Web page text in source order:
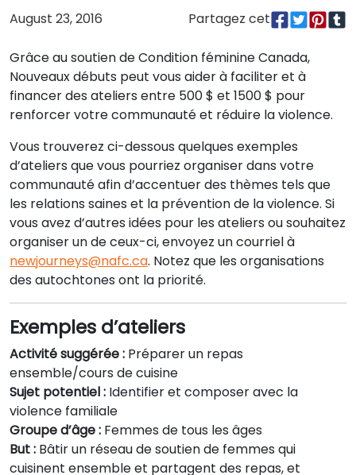
August 23, 2016 Partagez cet
Grâce au soutien de Condition féminine Canada,
Nouveaux débuts peut vous aider à faciliter et à
financer des ateliers entre 500 $ et 1500 $ pour
renforcer votre communauté et réduire la violence.
Vous trouverez ci-dessous quelques exemples
d’ateliers que vous pourriez organiser dans votre
communauté afin d’accentuer des thèmes tels que
les relations saines et la prévention de la violence. Si
vous avez d’autres idées pour les ateliers ou souhaitez
organiser un de ceux-ci, envoyez un courriel à
newjourneys@nafc.ca. Notez que les organisations
des autochtones ont la priorité.
Exemples d’ateliers
Activité suggérée : Préparer un repas
ensemble/cours de cuisine
Sujet potentiel : Identifier et composer avec la
violence familiale
Groupe d’âge : Femmes de tous les âges
But : Bâtir un réseau de soutien de femmes qui
cuisinent ensemble et partagent des repas, et